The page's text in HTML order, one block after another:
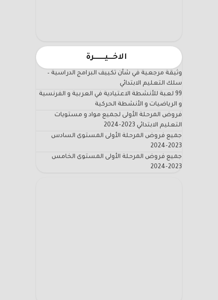
الاخـــيـــــــرة
وثيقة مرجعية في شأن تكييف البرامج الدراسية –
سلك التعليم الابتدائي
99 لعبة للأنشطة الاعتيادية في العربية و الفرنسية
و الرياضيات و الأنشطة الحركية
فروض المرحلة الأولى لجميع مواد و مستويات
التعليم الابتدائي 2023-2024
جميع فروض المرحلة الأولى المستوى السادس
2023-2024
جميع فروض المرحلة الأولى المستوى الخامس
2023-2024